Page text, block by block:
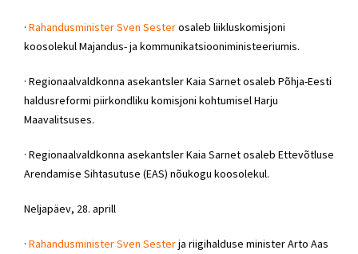
· Rahandusminister Sven Sesterosaleb liikluskomisjoni
koosolekul Majandus- ja kommunikatsiooniministeeriumis.
· Regionaalvaldkonna asekantsler Kaia Sarnet osaleb Põhja-Eesti
haldusreformi piirkondliku komisjoni kohtumisel Harju
Maavalitsuses.
· Regionaalvaldkonna asekantsler Kaia Sarnet osaleb Ettevõtluse
Arendamise Sihtasutuse (EAS) nõukogu koosolekul.
Neljapäev, 28. aprill
· Rahandusminister Sven Sesterja riigihalduse minister Arto Aas